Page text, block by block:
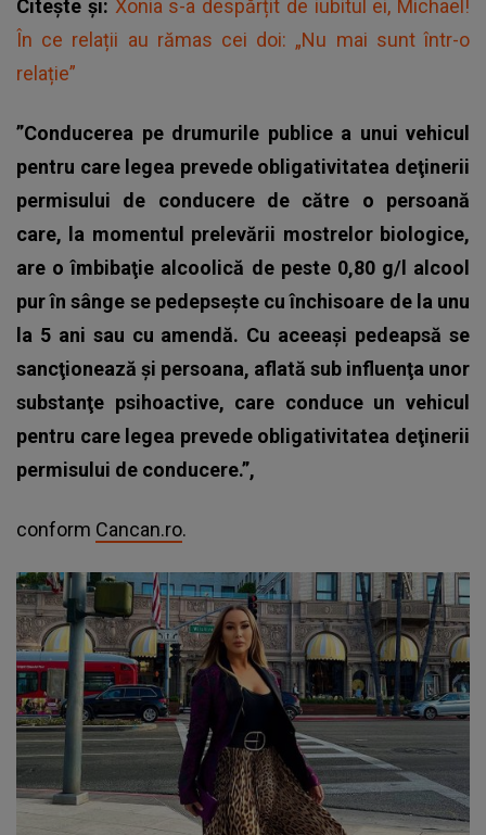
Citește și: Xonia s-a despărțit de iubitul ei, Michael!
În ce relații au rămas cei doi: „Nu mai sunt într-o
relație”
”Conducerea pe drumurile publice a unui vehicul
pentru care legea prevede obligativitatea deţinerii
permisului de conducere de către o persoană
care, la momentul prelevării mostrelor biologice,
are o îmbibaţie alcoolică de peste 0,80 g/l alcool
pur în sânge se pedepseşte cu închisoare de la unu
la 5 ani sau cu amendă. Cu aceeaşi pedeapsă se
sancţionează şi persoana, aflată sub influenţa unor
substanţe psihoactive, care conduce un vehicul
pentru care legea prevede obligativitatea deţinerii
permisului de conducere.”,
conform Cancan.ro.